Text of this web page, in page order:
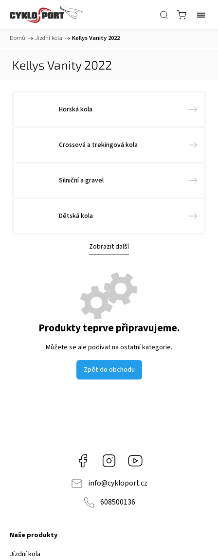
Domů / Jízdní kola / Kellys Vanity 2022
Kellys Vanity 2022
Horská kola
Crossová a trekingová kola
Silniční a gravel
Dětská kola
Zobrazit další
Produkty teprve připravujeme.
Můžete se ale podívat na ostatní kategorie.
Zpět do obchodu
Facebook Instagram
info@cykloport.cz
608500136
Naše produkty
Jízdní kola